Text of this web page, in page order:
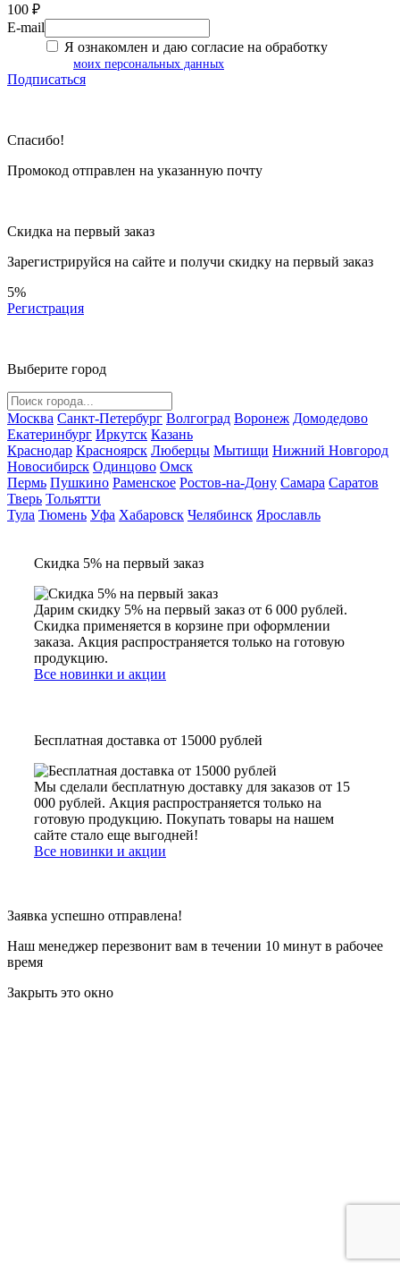
100 ₽
E-mail
Я ознакомлен и даю согласие на обработку
моих персональных данных
Подписаться
Спасибо!
Промокод отправлен на указанную почту
Скидка на первый заказ
Зарегистрируйся на сайте и получи скидку на первый заказ
5%
Регистрация
Выберите город
Москва Санкт-Петербург Волгоград Воронеж Домодедово
Екатеринбург Иркутск Казань
Краснодар Красноярск Люберцы Мытищи Нижний Новгород
Новосибирск Одинцово Омск
Пермь Пушкино Раменское Ростов-на-Дону Самара Саратов
Тверь Тольятти
Тула Тюмень Уфа Хабаровск Челябинск Ярославль
Скидка 5% на первый заказ
Дарим скидку 5% на первый заказ от 6 000 рублей.
Скидка применяется в корзине при оформлении
заказа. Акция распространяется только на готовую
продукцию.
Все новинки и акции
Бесплатная доставка от 15000 рублей
Мы сделали бесплатную доставку для заказов от 15
000 рублей. Акция распространяется только на
готовую продукцию. Покупать товары на нашем
сайте стало еще выгодней!
Все новинки и акции
Заявка успешно отправлена!
Наш менеджер перезвонит вам в течении 10 минут в рабочее
время
Закрыть это окно